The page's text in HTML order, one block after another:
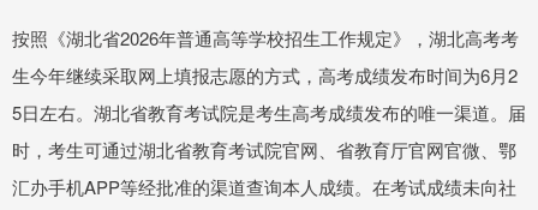
按照《湖北省2026年普通高等学校招生工作规定》，湖北高考考
生今年继续采取网上填报志愿的方式，高考成绩发布时间为6月2
5日左右。湖北省教育考试院是考生高考成绩发布的唯一渠道。届
时，考生可通过湖北省教育考试院官网、省教育厅官网官微、鄂
汇办手机APP等经批准的渠道查询本人成绩。在考试成绩未向社